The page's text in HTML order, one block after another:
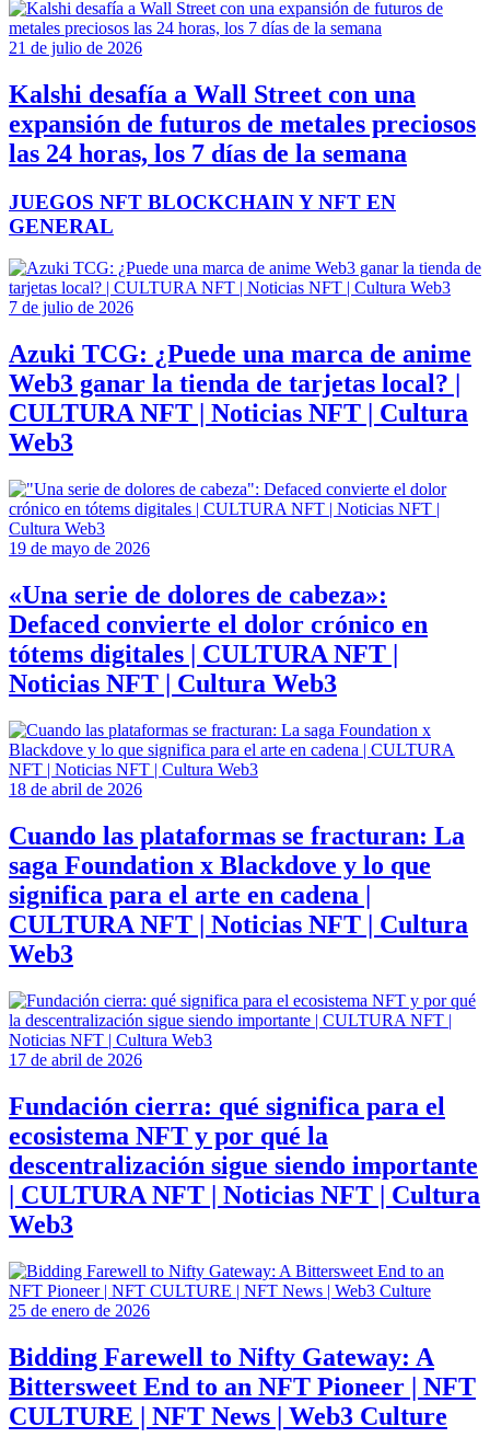
21 de julio de 2026
Kalshi desafía a Wall Street con una
expansión de futuros de metales preciosos
las 24 horas, los 7 días de la semana
JUEGOS NFT BLOCKCHAIN Y NFT EN
GENERAL
7 de julio de 2026
Azuki TCG: ¿Puede una marca de anime
Web3 ganar la tienda de tarjetas local? |
CULTURA NFT | Noticias NFT | Cultura
Web3
19 de mayo de 2026
«Una serie de dolores de cabeza»:
Defaced convierte el dolor crónico en
tótems digitales | CULTURA NFT |
Noticias NFT | Cultura Web3
18 de abril de 2026
Cuando las plataformas se fracturan: La
saga Foundation x Blackdove y lo que
significa para el arte en cadena |
CULTURA NFT | Noticias NFT | Cultura
Web3
17 de abril de 2026
Fundación cierra: qué significa para el
ecosistema NFT y por qué la
descentralización sigue siendo importante
| CULTURA NFT | Noticias NFT | Cultura
Web3
25 de enero de 2026
Bidding Farewell to Nifty Gateway: A
Bittersweet End to an NFT Pioneer | NFT
CULTURE | NFT News | Web3 Culture